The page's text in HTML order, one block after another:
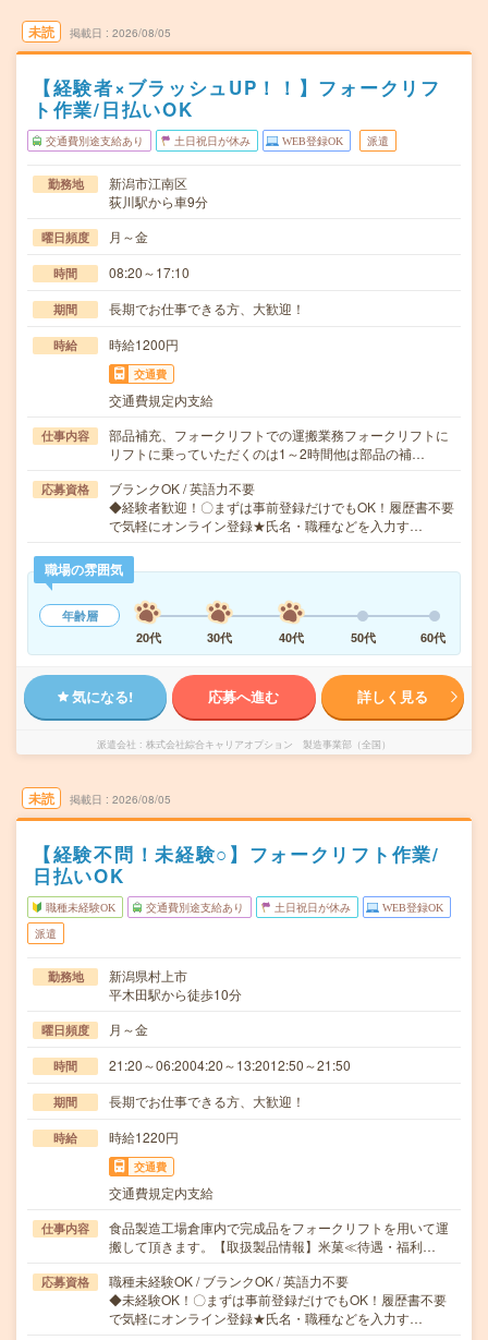
未読 掲載日 2026/08/05
【経験者×ブラッシュUP！！】フォークリフ
ト作業/日払いOK
交通費別途支給あり 土日祝日が休み WEB登録OK 派遣
勤務地
新潟市江南区
荻川駅から車9分
曜日頻度 月～金
時間 08:20～17:10
期間 長期でお仕事できる方、大歓迎！
時給 時給1200円
交通費
交通費規定内支給
仕事内容
部品補充、フォークリフトでの運搬業務フォークリフトに
リフトに乗っていただくのは1～2時間他は部品の補…
応募資格
ブランクOK / 英語力不要
◆経験者歓迎！〇まずは事前登録だけでもOK！履歴書不要
で気軽にオンライン登録★氏名・職種などを入力す…
職場の雰囲気
年齢層
20代
30代 40代 50代 60代
気になる! 応募へ進む 詳しく見る
派遣会社 株式会社綜合キャリアオプション 製造事業部（全国）
未読 掲載日 2026/08/05
【経験不問！未経験○】フォークリフト作業/
日払いOK
職種未経験OK 交通費別途支給あり 土日祝日が休み WEB登録OK
派遣
勤務地
新潟県村上市
平木田駅から徒歩10分
曜日頻度 月～金
時間 21:20～06:2004:20～13:2012:50～21:50
期間 長期でお仕事できる方、大歓迎！
時給 時給1220円
交通費
交通費規定内支給
仕事内容
食品製造工場倉庫内で完成品をフォークリフトを用いて運
搬して頂きます。【取扱製品情報】米菓≪待遇・福利…
応募資格
職種未経験OK / ブランクOK / 英語力不要
◆未経験OK！〇まずは事前登録だけでもOK！履歴書不要
で気軽にオンライン登録★氏名・職種などを入力す…